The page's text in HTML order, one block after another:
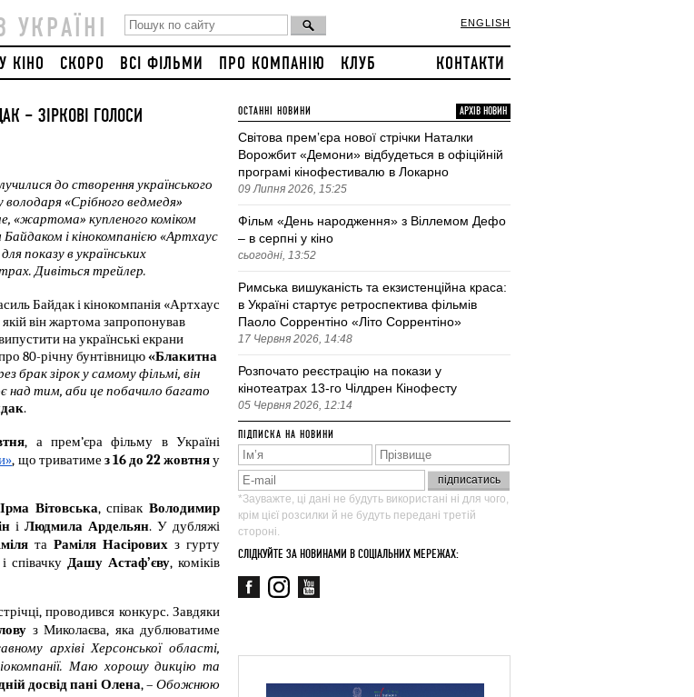
УКРАЇНІ ENGLISH
КІНО СКОРО ВСІ ФІЛЬМИ ПРО КОМПАНІЮ КЛУБ КОНТАКТИ
– ЗІРКОВІ ГОЛОСИ
до створення українського
«Срібного ведмедя»
«жартома» купленого коміком
і кінокомпанією «Артхаус
показу в українських
Дивіться трейлер.
Байдак і кінокомпанія «Артхаус
якій він жартома запропонував
на українські екрани
80-річну бунтівницю «Блакитна
брак зірок у самому фільмі, він
над тим, аби це побачило багато
.
, а прем’єра фільму в Україні
, що триватиме з 16 до 22 жовтня у
Ірма Вітовська, співак Володимир
і Людмила Ардельян. У дубляжі
та Раміля Насірових з гурту
співачку Дашу Астаф’єву
проводився конкурс. Завдяки
з Миколаєва, яка дублюватиме
архіві Херсонської області,
Маю хорошу дикцію та
досвід пані Олена, – Обожнюю
ОСТАННІ НОВИНИ АРХІВ НОВИН
Світова премʼєра нової стрічки Наталки
Ворожбит «Демони» відбудеться в офіційній
програмі кінофестивалю в Локарно
09 Липня 2026, 15:25
Фільм «День народження» з Віллемом Дефо
– в серпні у кіно
сьогодні, 13:52
Римська вишуканість та екзистенційна краса:
в Україні стартує ретроспектива фільмів
Паоло Соррентіно «Літо Соррентіно»
17 Червня 2026, 14:48
Розпочато реєстрацію на покази у
кінотеатрах 13-го Чілдрен Кінофесту
05 Червня 2026, 12:14
ПІДПИСКА НА НОВИНИ
*Зауважте, ці дані не будуть використані ні для чого,
крім цієї розсилки й не будуть передані третій
стороні.
СЛІДКУЙТЕ ЗА НОВИНАМИ В СОЦІАЛЬНИХ МЕРЕЖАХ: